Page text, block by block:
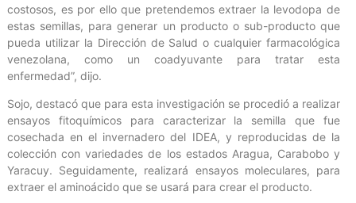
costosos, es por ello que pretendemos extraer la levodopa de
estas semillas, para generar un producto o sub-producto que
pueda utilizar la Dirección de Salud o cualquier farmacológica
venezolana, como un coadyuvante para tratar esta
enfermedad”, dijo.
Sojo, destacó que para esta investigación se procedió a realizar
ensayos fitoquímicos para caracterizar la semilla que fue
cosechada en el invernadero del IDEA, y reproducidas de la
colección con variedades de los estados Aragua, Carabobo y
Yaracuy. Seguidamente, realizará ensayos moleculares, para
extraer el aminoácido que se usará para crear el producto.